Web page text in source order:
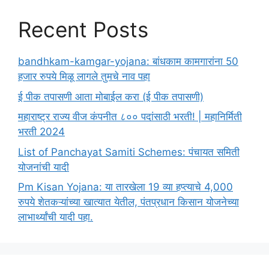
Recent Posts
bandhkam-kamgar-yojana: बांधकाम कामगारांना 50
हजार रुपये मिळू लागले तुमचे नाव पहा
ई पीक तपासणी आता मोबाईल करा (ई पीक तपासणी)
महाराष्ट्र राज्य वीज कंपनीत ८०० पदांसाठी भरती! | महानिर्मिती
भरती 2024
List of Panchayat Samiti Schemes: पंचायत समिती
योजनांची यादी
Pm Kisan Yojana: या तारखेला 19 व्या हप्त्याचे 4,000
रुपये शेतकऱ्यांच्या खात्यात येतील, पंतप्रधान किसान योजनेच्या
लाभार्थ्यांची यादी पहा.